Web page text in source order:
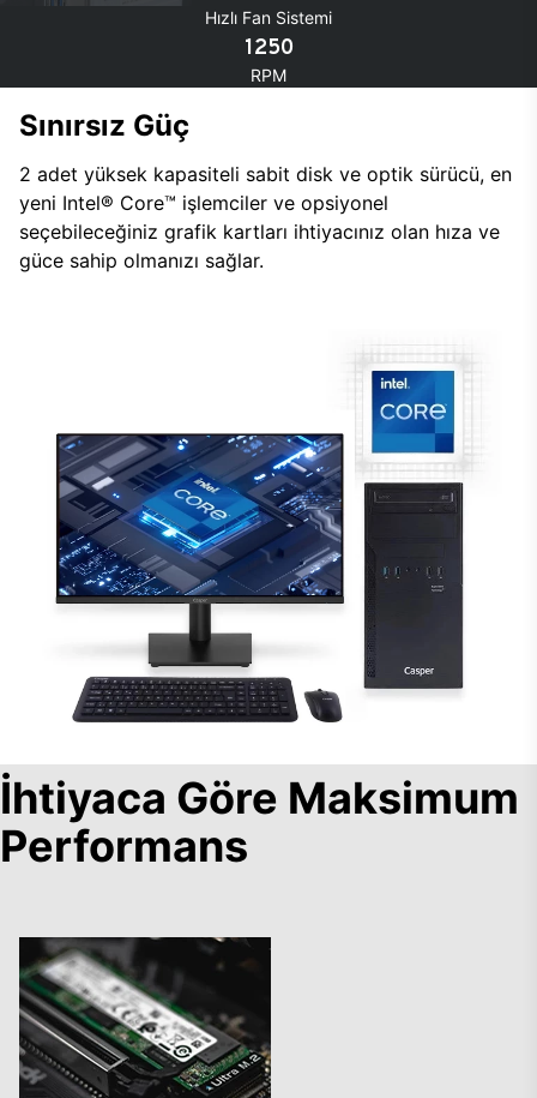
Hızlı Fan Sistemi
1250
RPM
Sınırsız Güç
2 adet yüksek kapasiteli sabit disk ve optik sürücü, en
yeni Intel® Core™ işlemciler ve opsiyonel
seçebileceğiniz grafik kartları ihtiyacınız olan hıza ve
güce sahip olmanızı sağlar.
İhtiyaca Göre Maksimum
Performans